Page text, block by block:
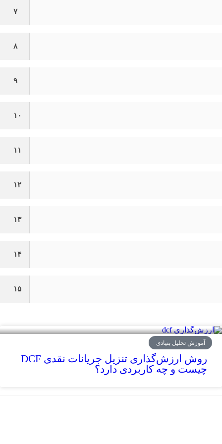
۷
۸
۹
۱۰
۱۱
۱۲
۱۳
۱۴
۱۵
آموزش تحلیل بنیادی
روش ارزش‌گذاری تنزیل جریانات نقدی DCF
چیست و چه کاربردی دارد؟